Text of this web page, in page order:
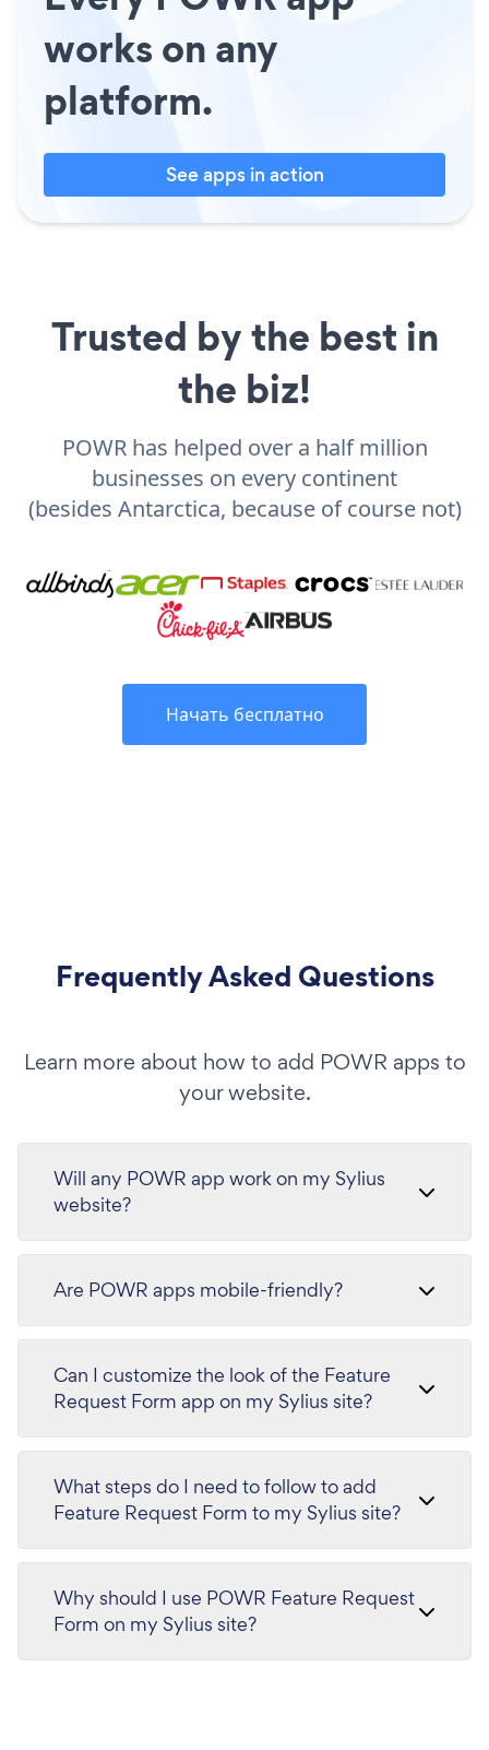
works on any
platform.
See apps in action
Trusted by the best in
the biz!
POWR has helped over a half million
businesses on every continent
(besides Antarctica, because of course not)
Начать бесплатно
Frequently Asked Questions
Learn more about how to add POWR apps to
your website.
Will any POWR app work on my Sylius
website?
Are POWR apps mobile-friendly?
Can I customize the look of the Feature
Request Form app on my Sylius site?
What steps do I need to follow to add
Feature Request Form to my Sylius site?
Why should I use POWR Feature Request
Form on my Sylius site?